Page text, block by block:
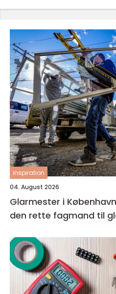
inspiration
04. August 2026
Glarmester i
den rette fagmand til